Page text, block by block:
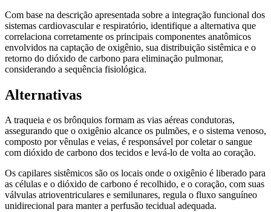
Com base na descrição apresentada sobre a integração funcional dos
sistemas cardiovascular e respiratório, identifique a alternativa que
correlaciona corretamente os principais componentes anatômicos
envolvidos na captação de oxigênio, sua distribuição sistêmica e o
retorno do dióxido de carbono para eliminação pulmonar,
considerando a sequência fisiológica.
Alternativas
A traqueia e os brônquios formam as vias aéreas condutoras,
assegurando que o oxigênio alcance os pulmões, e o sistema venoso,
composto por vênulas e veias, é responsável por coletar o sangue
com dióxido de carbono dos tecidos e levá-lo de volta ao coração.
Os capilares sistêmicos são os locais onde o oxigênio é liberado para
as células e o dióxido de carbono é recolhido, e o coração, com suas
válvulas atrioventriculares e semilunares, regula o fluxo sanguíneo
unidirecional para manter a perfusão tecidual adequada.